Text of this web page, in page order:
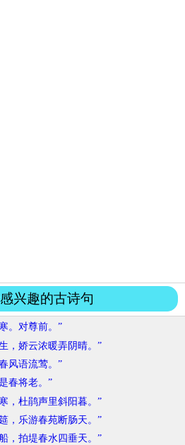
兴趣的古诗句
。对尊前。”
，娇云浓暖弄阴晴。”
风语流莺。”
春将老。”
，杜鹃声里斜阳暮。”
，乐游春苑断肠天。”
，拍堤春水四垂天。”